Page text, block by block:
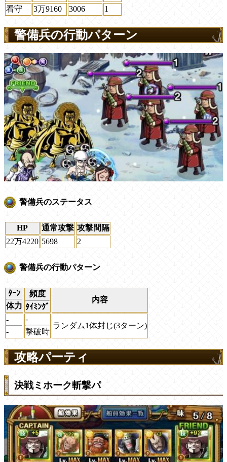
看守
3万9160 3006 1
警備兵の行動パターン
警備兵のステータス
HP 通常攻撃 攻撃間隔
22万4220 5698 2
警備兵の行動パターン
ﾀｰﾝ
体力
頻度
ﾀｲﾐﾝｸﾞ
内容
-
-
-
撃破時
ランダム1体封じ(3ターン)
攻略パーティ
決戦ミホーク斬撃パ